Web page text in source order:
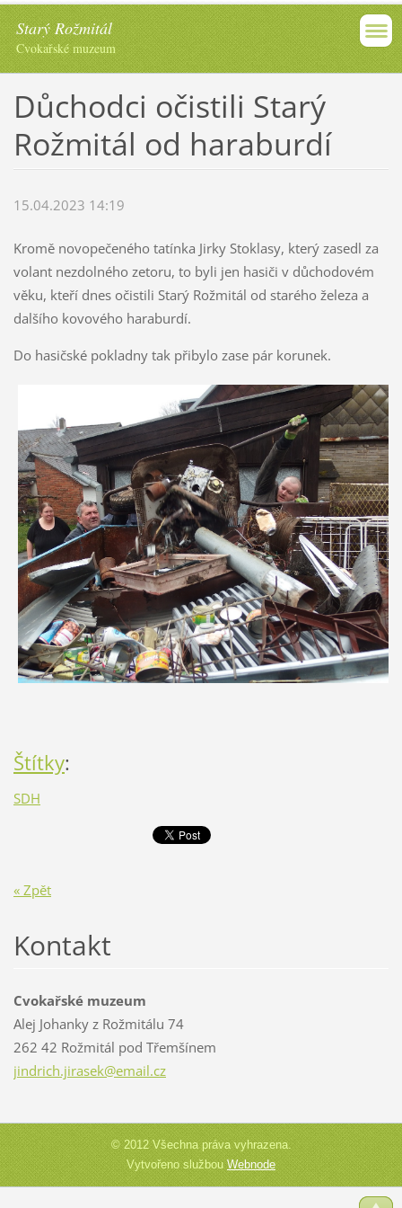
Starý Rožmitál
Cvokařské muzeum
Důchodci očistili Starý
Rožmitál od haraburdí
15.04.2023 14:19
Kromě novopečeného tatínka Jirky Stoklasy, který zasedl za
volant nezdolného zetoru, to byli jen hasiči v důchodovém
věku, kteří dnes očistili Starý Rožmitál od starého železa a
dalšího kovového haraburdí.
Do hasičské pokladny tak přibylo zase pár korunek.
Štítky:
SDH
« Zpět
Kontakt
Cvokařské muzeum
Alej Johanky z Rožmitálu 74
262 42 Rožmitál pod Třemšínem
jindrich.jirasek@email.cz
© 2012 Všechna práva vyhrazena.
Vytvořeno službouWebnode